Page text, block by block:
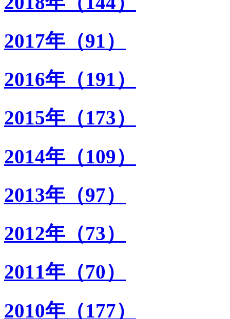
2017年（91）
2016年（191）
2015年（173）
2014年（109）
2013年（97）
2012年（73）
2011年（70）
2010年（177）